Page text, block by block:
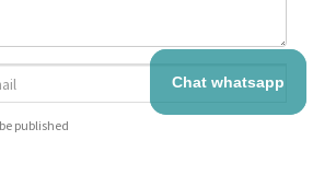
published
Chat whatsapp